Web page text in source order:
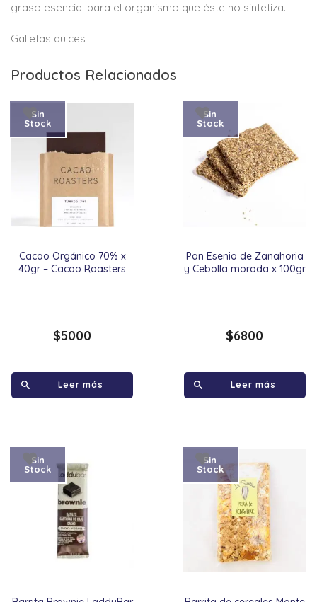
graso esencial para el organismo que éste no sintetiza.
Galletas dulces
Productos Relacionados
Cacao Orgánico 70% x
40gr – Cacao Roasters
Sin
Stock
$5000
Leer más
Pan Esenio de Zanahoria
y Cebolla morada x 100gr
Sin
Stock
$6800
Leer más
Sin
Stock
Sin
Stock